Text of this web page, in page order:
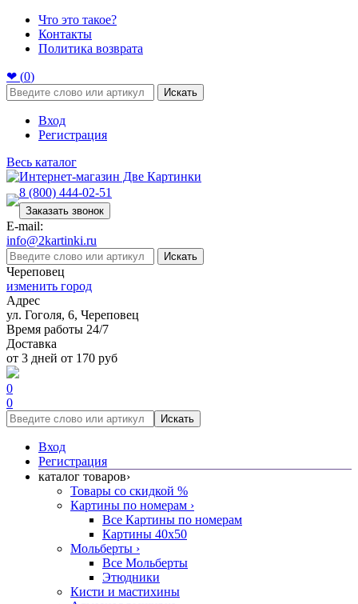
Что это такое?
Контакты
Политика возврата
❤ (0)
Искать
Вход
Регистрация
Весь каталог
8 (800) 444-02-51
Заказать звонок
E-mail:
info@2kartinki.ru
Искать
Череповец
изменить город
Адрес
ул. Гоголя, 6, Череповец
Время работы 24/7
Доставка
от 3 дней от 170 руб
0
0
Искать
Вход
Регистрация
каталог товаров›
Товары со скидкой %
Картины по номерам ›
Все Картины по номерам
Картины 40x50
Мольберты ›
Все Мольберты
Этюдники
Кисти и мастихины